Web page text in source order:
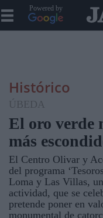
Powered by
Histórico
ÚBEDA
El oro verde
más
El Centro Olivar y
del programa
Loma y Las Villas,
actividad, que se
pretende poner en
monumental de